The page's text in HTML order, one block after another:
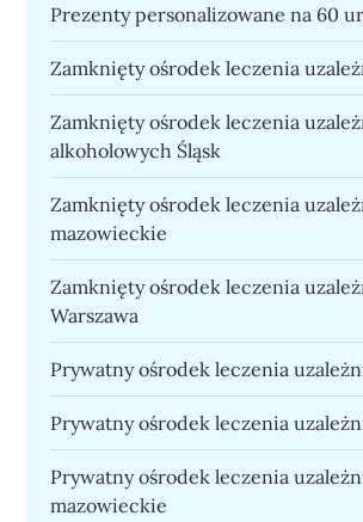
Prezenty personalizowane na 60
Zamknięty ośrodek leczenia
Zamknięty ośrodek leczenia
alkoholowych Śląsk
Zamknięty ośrodek leczenia
mazowieckie
Zamknięty ośrodek leczenia
Warszawa
Prywatny ośrodek leczenia
Prywatny ośrodek leczenia
Prywatny ośrodek leczenia
mazowieckie